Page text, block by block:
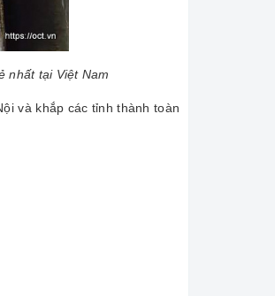
nhất tại Việt Nam
và khắp các tỉnh thành toàn